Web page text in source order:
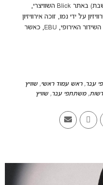
מנופץ על פי דיווח שפורסם אתמול (שבת) באתר Blick השוויצרי,
על ידי נמו, זוכה אירוויזיון
2024 עבור שוויץ, הגביע הוחזר לאיגוד השידור האירופי, EBU, כאשר
עבר,ראש עמוד ראשי,שוויץ
,משתתפי עבר,שוויץ